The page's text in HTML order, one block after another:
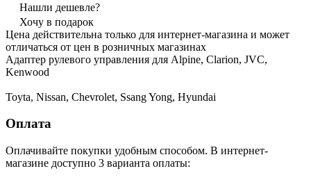
Нашли дешевле?
Хочу в подарок
Цена действительна только для интернет-магазина и может
отличаться от цен в розничных магазинах
Адаптер рулевого управления для Alpine, Clarion, JVC,
Kenwood
Toyta, Nissan, Chevrolet, Ssang Yong, Hyundai
Оплата
Оплачивайте покупки удобным способом. В интернет-
магазине доступно 3 варианта оплаты: